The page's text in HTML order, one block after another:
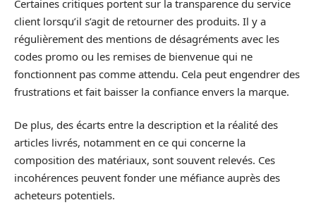
Certaines critiques portent sur la transparence du service
client lorsqu’il s’agit de retourner des produits. Il y a
régulièrement des mentions de désagréments avec les
codes promo ou les remises de bienvenue qui ne
fonctionnent pas comme attendu. Cela peut engendrer des
frustrations et fait baisser la confiance envers la marque.
De plus, des écarts entre la description et la réalité des
articles livrés, notamment en ce qui concerne la
composition des matériaux, sont souvent relevés. Ces
incohérences peuvent fonder une méfiance auprès des
acheteurs potentiels.